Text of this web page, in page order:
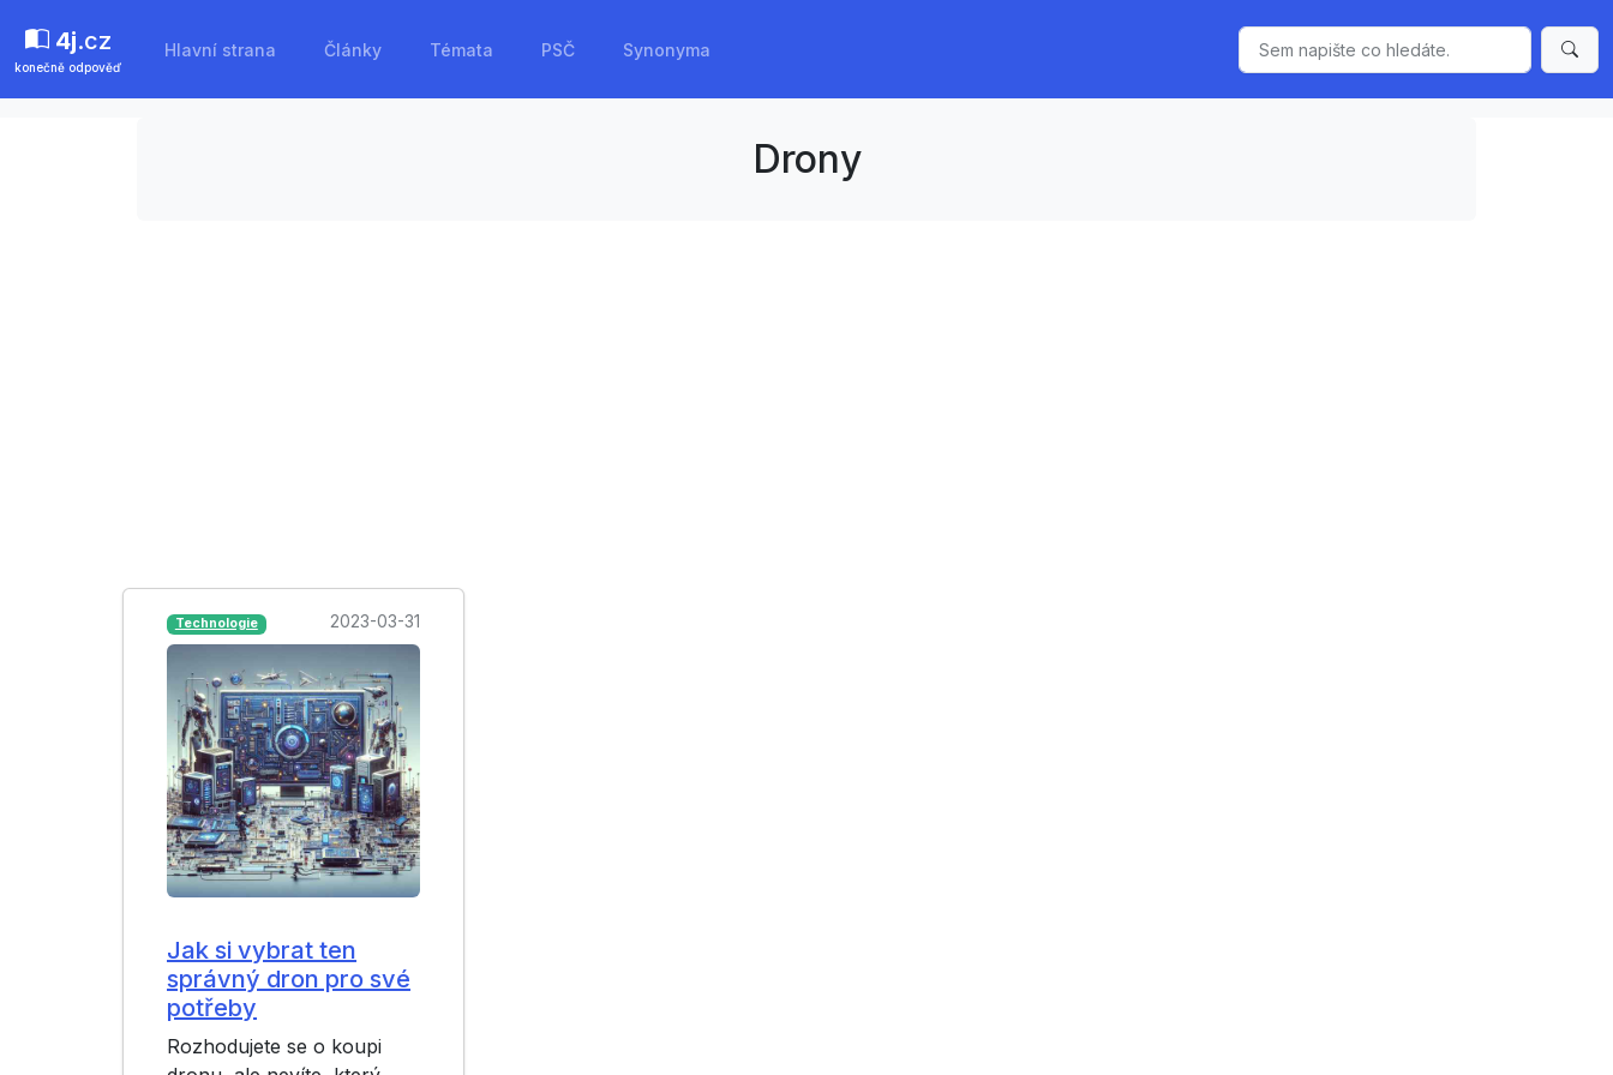
4j.cz
konečně odpověď
Hlavní strana Články Témata PSČ Synonyma
Drony
Technologie 2023-03-31
Jak si vybrat ten
správný dron pro své
potřeby
Rozhodujete se o koupi